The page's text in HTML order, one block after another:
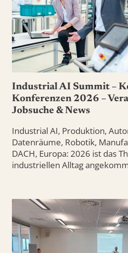
Industrial AI Summit –
Konferenzen 2026 –
Jobsuche & News
Industrial AI, Produktion,
Datenräume, Robotik,
DACH, Europa: 2026 ist das
industriellen Alltag